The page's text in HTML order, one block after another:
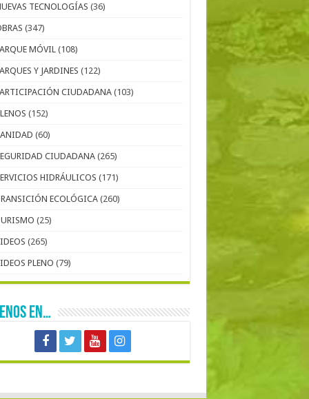
TECNOLOGÍAS (36)
(347)
MÓVIL (108)
Y JARDINES (122)
CIUDADANA (103)
(152)
(60)
CIUDADANA (265)
HIDRÁULICOS (171)
ECOLÓGICA (260)
(25)
(265)
PLENO (79)
EN…